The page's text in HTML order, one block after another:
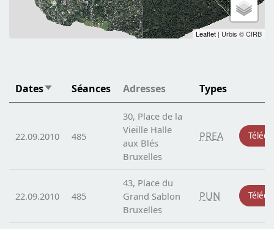
Leaflet | Urbis © CIRB
DatesTrier par ordre croissant
Séances Adresses Types
22.09.2010 485
30, Place de la
Vieille Halle
aux Blés
Bruxelles
PREA
22.09.2010 485
43, Place du
Grand Sablon
Bruxelles
PUN